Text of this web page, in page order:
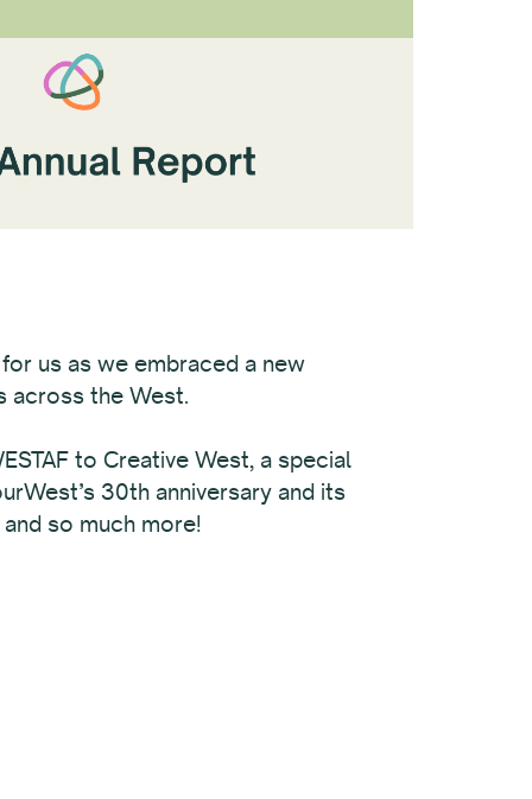
us as we embraced a new
across the West.
to Creative West, a special
30th anniversary and its
so much more!